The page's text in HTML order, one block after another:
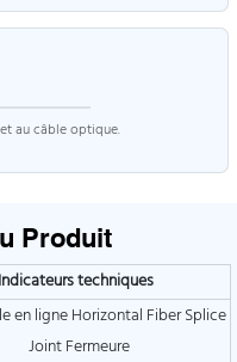
au câble optique.
Produit
Indicateurs techniques
en ligne Horizontal Fiber Splice
Joint Fermeure